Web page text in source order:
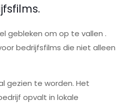
gebleken om op te vallen .
bedrijfsfilms die niet alleen
gezien te worden. Het
opvalt in lokale